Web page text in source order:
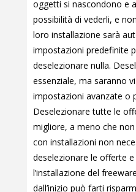
oggetti si nascondono e
possibilità di vederli, e
loro installazione sarà
impostazioni predefinite
deselezionare nulla.
essenziale, ma saranno
impostazioni avanzate o
Deselezionare tutte le
migliore, a meno che
con installazioni non
deselezionare le offerte
l’installazione del
dall’inizio può farti